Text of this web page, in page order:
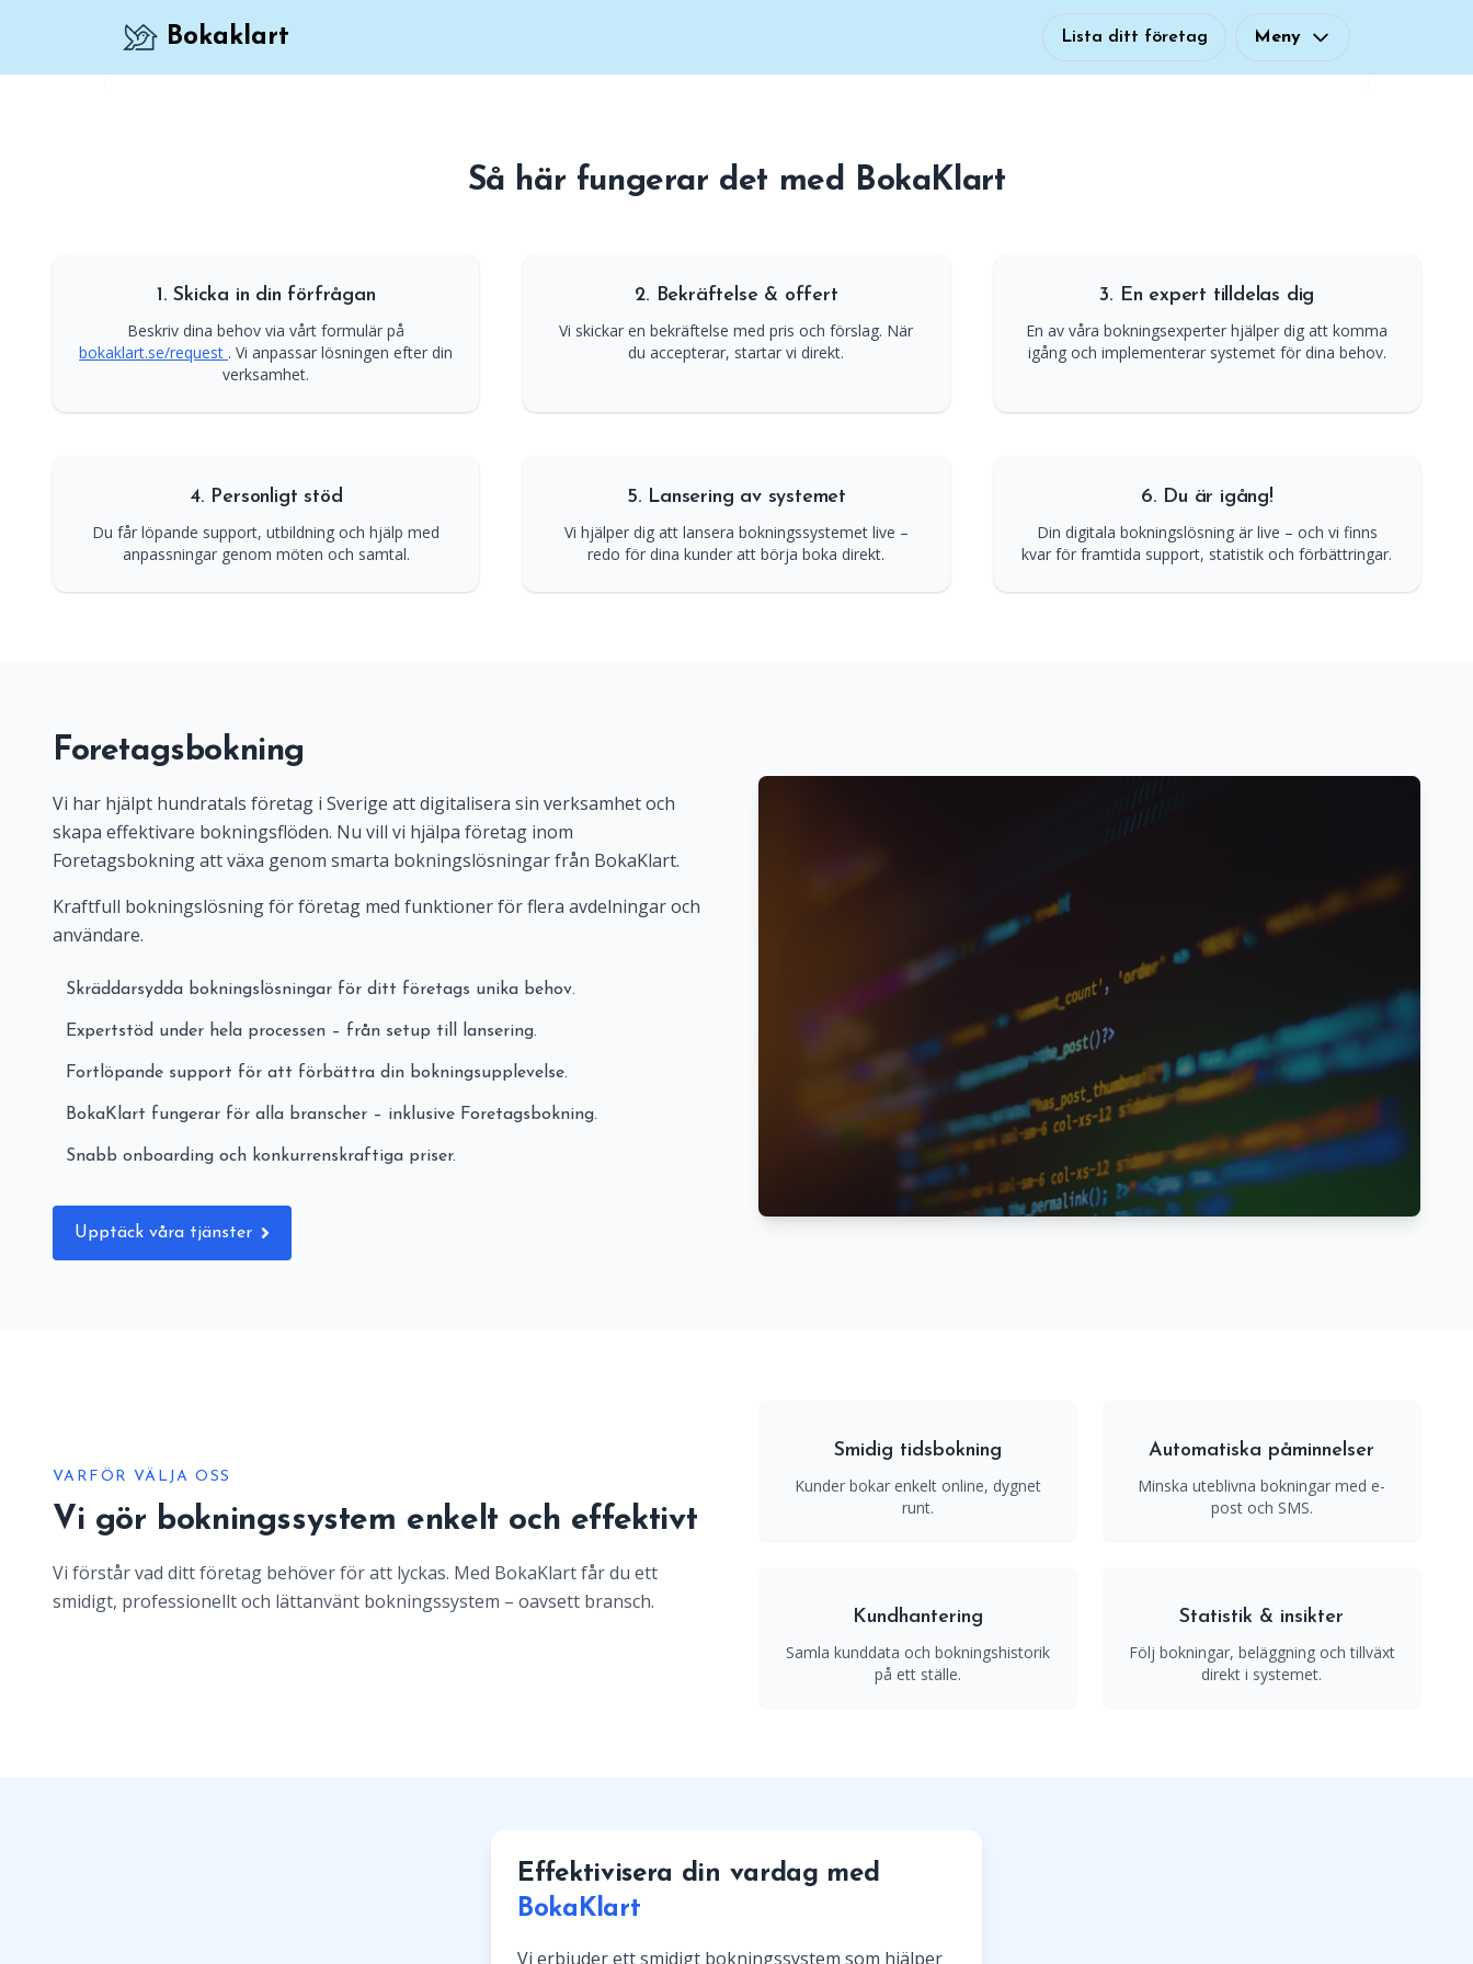
Bokaklart Lista ditt företag Meny
Kraftfull bokningslösning för företag med funktioner för flera avdelningar och användare.
Så här fungerar det med BokaKlart
1. Skicka in din förfrågan
Beskriv dina behov via vårt formulär på
bokaklart.se/request . Vi anpassar lösningen efter din
verksamhet.
2. Bekräftelse & offert
Vi skickar en bekräftelse med pris och förslag. När
du accepterar, startar vi direkt.
3. En expert tilldelas dig
En av våra bokningsexperter hjälper dig att komma
igång och implementerar systemet för dina behov.
4. Personligt stöd
Du får löpande support, utbildning och hjälp med
anpassningar genom möten och samtal.
5. Lansering av systemet
Vi hjälper dig att lansera bokningssystemet live –
redo för dina kunder att börja boka direkt.
6. Du är igång!
Din digitala bokningslösning är live – och vi finns
kvar för framtida support, statistik och förbättringar.
Foretagsbokning
Vi har hjälpt hundratals företag i Sverige att digitalisera sin verksamhet och
skapa effektivare bokningsflöden. Nu vill vi hjälpa företag inom
Foretagsbokning att växa genom smarta bokningslösningar från BokaKlart.
Kraftfull bokningslösning för företag med funktioner för flera avdelningar och
användare.
Skräddarsydda bokningslösningar för ditt företags unika behov.
Expertstöd under hela processen – från setup till lansering.
Fortlöpande support för att förbättra din bokningsupplevelse.
BokaKlart fungerar för alla branscher – inklusive Foretagsbokning.
Snabb onboarding och konkurrenskraftiga priser.
Upptäck våra tjänster
VARFÖR VÄLJA OSS
Vi gör bokningssystem enkelt och effektivt
Vi förstår vad ditt företag behöver för att lyckas. Med BokaKlart får du ett
smidigt, professionellt och lättanvänt bokningssystem – oavsett bransch.
Smidig tidsbokning
Kunder bokar enkelt online, dygnet
runt.
Automatiska påminnelser
Minska uteblivna bokningar med e-
post och SMS.
Kundhantering
Samla kunddata och bokningshistorik
på ett ställe.
Statistik & insikter
Följ bokningar, beläggning och tillväxt
direkt i systemet.
Effektivisera din vardag med
BokaKlart
Vi erbjuder ett smidigt bokningssystem som hjälper